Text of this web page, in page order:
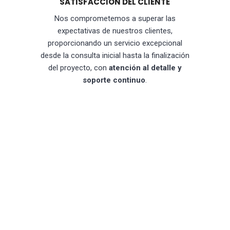
Nos comprometemos a superar las
expectativas de nuestros clientes,
proporcionando un servicio excepcional
desde la consulta inicial hasta la finalización
del proyecto, con atención al detalle y
soporte continuo.